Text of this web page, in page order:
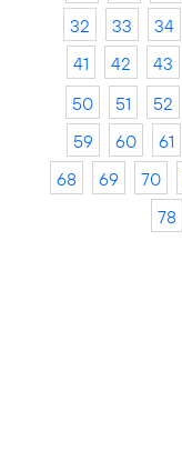
32
33 34
41
42 43
50
51 52
59
60 61
68
69 70
78